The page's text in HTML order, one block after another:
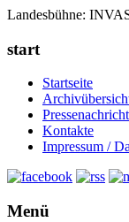
Landesbühne:
start
Startseite
Kontakte
Impressum /
Menü